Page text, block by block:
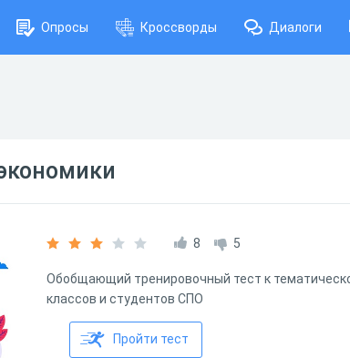
Опросы Кроссворды Диалоги
8 5
Обобщающий тренировочный тест к
классов и студентов СПО
Пройти тест